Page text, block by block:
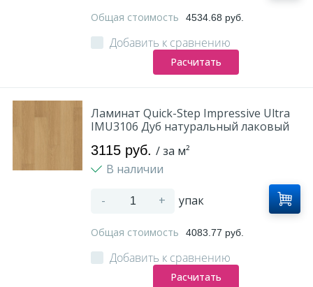
Общая стоимость 4534.68 руб.
Добавить к сравнению
Расчитать
Ламинат Quick-Step Impressive Ultra
IMU3106 Дуб натуральный лаковый
3115 руб. / за м²
В наличии
- + упак
Общая стоимость 4083.77 руб.
Добавить к сравнению
Расчитать